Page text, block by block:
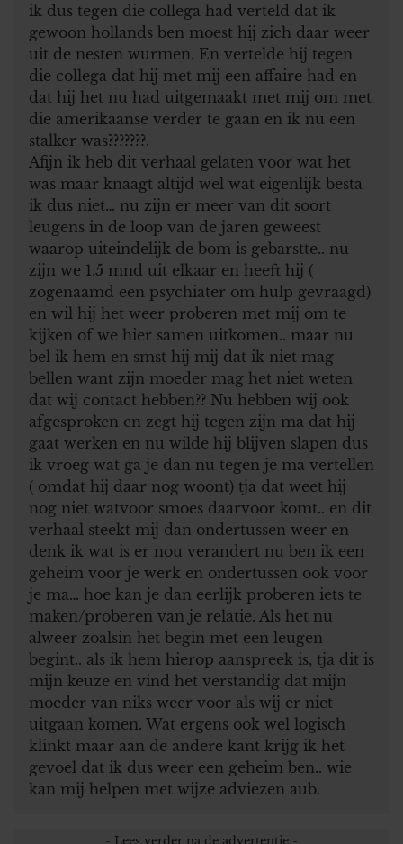
ik dus tegen die collega had verteld dat ik
gewoon hollands ben moest hij zich daar weer
uit de nesten wurmen. En vertelde hij tegen
die collega dat hij met mij een affaire had en
dat hij het nu had uitgemaakt met mij om met
die amerikaanse verder te gaan en ik nu een
stalker was???????.
Afijn ik heb dit verhaal gelaten voor wat het
was maar knaagt altijd wel wat eigenlijk besta
ik dus niet… nu zijn er meer van dit soort
leugens in de loop van de jaren geweest
waarop uiteindelijk de bom is gebarstte.. nu
zijn we 1.5 mnd uit elkaar en heeft hij (
zogenaamd een psychiater om hulp gevraagd)
en wil hij het weer proberen met mij om te
kijken of we hier samen uitkomen.. maar nu
bel ik hem en smst hij mij dat ik niet mag
bellen want zijn moeder mag het niet weten
dat wij contact hebben?? Nu hebben wij ook
afgesproken en zegt hij tegen zijn ma dat hij
gaat werken en nu wilde hij blijven slapen dus
ik vroeg wat ga je dan nu tegen je ma vertellen
( omdat hij daar nog woont) tja dat weet hij
nog niet watvoor smoes daarvoor komt.. en dit
verhaal steekt mij dan ondertussen weer en
denk ik wat is er nou verandert nu ben ik een
geheim voor je werk en ondertussen ook voor
je ma… hoe kan je dan eerlijk proberen iets te
maken/proberen van je relatie. Als het nu
alweer zoalsin het begin met een leugen
begint.. als ik hem hierop aanspreek is, tja dit is
mijn keuze en vind het verstandig dat mijn
moeder van niks weer voor als wij er niet
uitgaan komen. Wat ergens ook wel logisch
klinkt maar aan de andere kant krijg ik het
gevoel dat ik dus weer een geheim ben.. wie
kan mij helpen met wijze adviezen aub.